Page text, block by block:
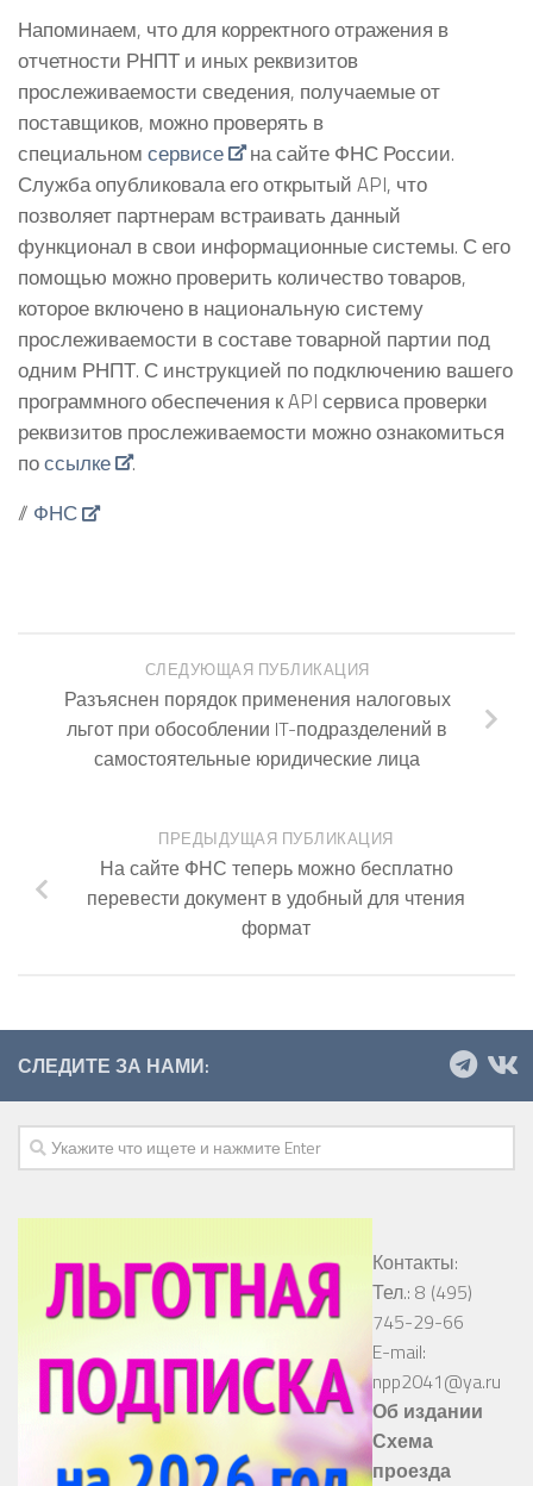
Напоминаем, что для корректного отражения в
отчетности РНПТ и иных реквизитов
прослеживаемости сведения, получаемые от
поставщиков, можно проверять в
специальном сервисе
на сайте ФНС России.
Служба опубликовала его открытый API, что
позволяет партнерам встраивать данный
функционал в свои информационные системы. С его
помощью можно проверить количество товаров,
которое включено в национальную систему
прослеживаемости в составе товарной партии под
одним РНПТ. С инструкцией по подключению вашего
программного обеспечения к API сервиса проверки
реквизитов прослеживаемости можно ознакомиться
поссылке
.
// ФНС
СЛЕДУЮЩАЯ ПУБЛИКАЦИЯ
Разъяснен порядок применения налоговых
льгот при обособлении IT-подразделений в
самостоятельные юридические лица
ПРЕДЫДУЩАЯ ПУБЛИКАЦИЯ
На сайте ФНС теперь можно бесплатно
перевести документ в удобный для чтения
формат
СЛЕДИТЕ ЗА НАМИ:
Контакты:
Тел.: 8 (495)
745-29-66
E-mail:
npp2041@ya.ru
Об издании
Схема
проезда